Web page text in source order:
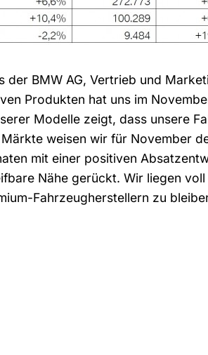
der BMW AG, Vertrieb und
Produkten hat uns im
Modelle zeigt, dass unsere
weisen wir für November
mit einer positiven
Nähe gerückt. Wir liegen voll
Fahrzeugherstellern zu